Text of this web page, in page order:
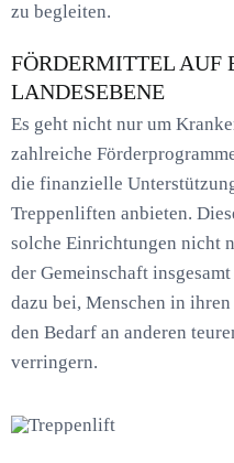
zu begleiten.
FÖRDERMITTEL AUF
LANDESEBENE
Es geht nicht nur um
zahlreiche
die finanzielle
Treppenliften anbieten.
solche Einrichtungen nicht
der Gemeinschaft
dazu bei, Menschen in
den Bedarf an anderen
verringern.